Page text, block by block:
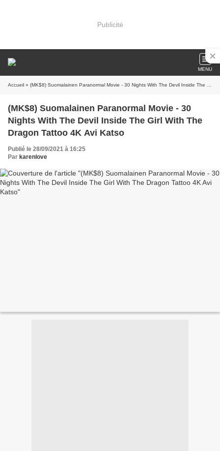
Publicité
MENU
Accueil » (MK$8) Suomalainen Paranormal Movie - 30 Nights With The Devil Inside The Girl With The Dragon Tattoo 4K Avi Katso
(MK$8) Suomalainen Paranormal Movie - 30
Nights With The Devil Inside The Girl With The
Dragon Tattoo 4K Avi Katso
Publié le 28/09/2021 à 16:25
Par karenlove